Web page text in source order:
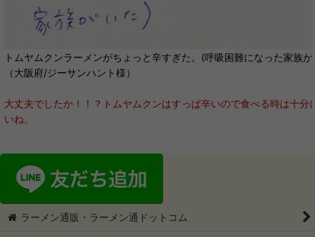
トムヤムクンラーメンがちょっと辛すぎた。(呼吸困難になった家族
（大阪府/ジーサンハント様）
大丈夫でしたか！！？トムヤムクンはすっぱ辛いので食べる時は十分
いね。
ラーメン通販・ラーメン通ドットコム